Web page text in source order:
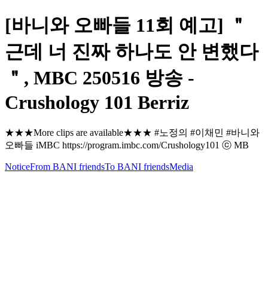
[바니와 오빠들 11회 예고] ＂
근데 너 진짜 하나도 안 변했다
＂, MBC 250516 방송 -
Crushology 101 Berriz
★★★More clips are available★★★ #노정의 #이채민 #바니와
오빠들 iMBC https://program.imbc.com/Crushology101 ⓒ MB
NoticeFrom BANI friendsTo BANI friendsMedia